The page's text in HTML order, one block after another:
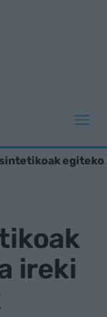
egiteko
ireki